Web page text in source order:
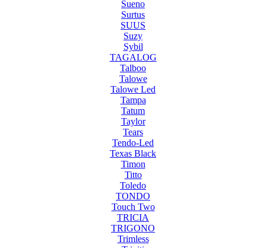
Sueno
Surtus
SUUS
Suzy
Sybil
TAGALOG
Talboo
Talowe
Talowe Led
Tampa
Tatum
Taylor
Tears
Tendo-Led
Texas Black
Timon
Titto
Toledo
TONDO
Touch Two
TRICIA
TRIGONO
Trimless